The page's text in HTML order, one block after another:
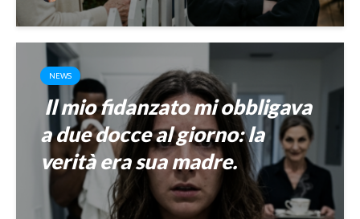
NEWS
Il mio fidanzato mi obbligava
a due docce al giorno: la
verità era sua madre.